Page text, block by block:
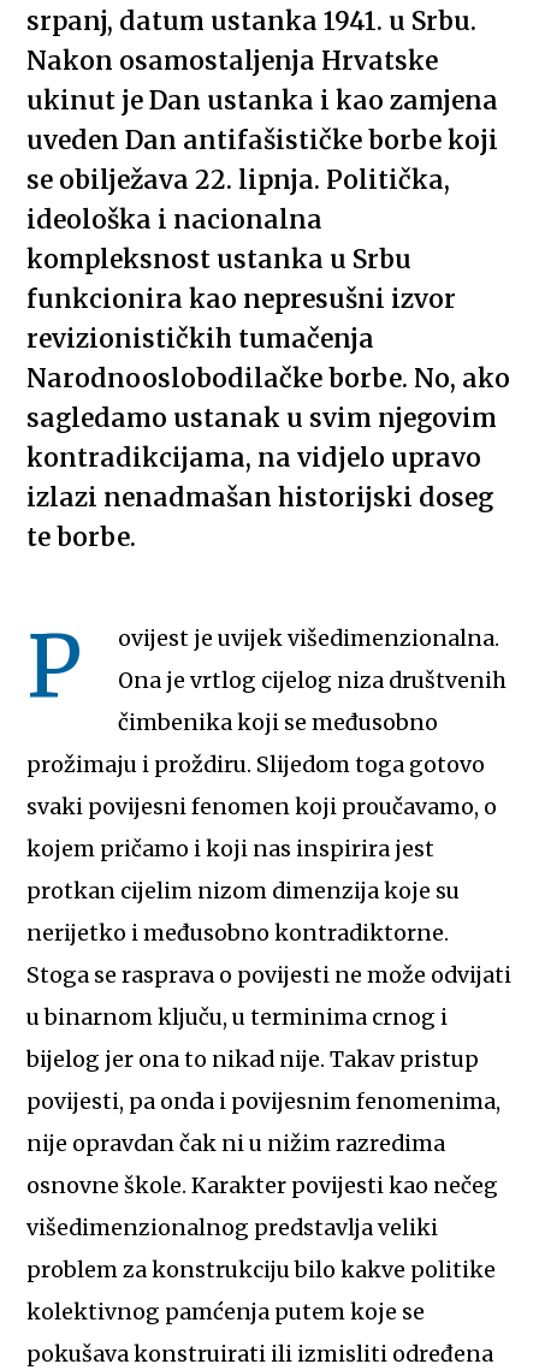
srpanj, datum ustanka 1941. u Srbu.
Nakon osamostaljenja Hrvatske
ukinut je Dan ustanka i kao zamjena
uveden Dan antifašističke borbe koji
se obilježava 22. lipnja. Politička,
ideološka i nacionalna
kompleksnost ustanka u Srbu
funkcionira kao nepresušni izvor
revizionističkih tumačenja
Narodnooslobodilačke borbe. No, ako
sagledamo ustanak u svim njegovim
kontradikcijama, na vidjelo upravo
izlazi nenadmašan historijski doseg
te borbe.
P
ovijest je uvijek višedimenzionalna.
Ona je vrtlog cijelog niza društvenih
čimbenika koji se međusobno
prožimaju i proždiru. Slijedom toga gotovo
svaki povijesni fenomen koji proučavamo, o
kojem pričamo i koji nas inspirira jest
protkan cijelim nizom dimenzija koje su
nerijetko i međusobno kontradiktorne.
Stoga se rasprava o povijesti ne može odvijati
u binarnom ključu, u terminima crnog i
bijelog jer ona to nikad nije. Takav pristup
povijesti, pa onda i povijesnim fenomenima,
nije opravdan čak ni u nižim razredima
osnovne škole. Karakter povijesti kao nečeg
višedimenzionalnog predstavlja veliki
problem za konstrukciju bilo kakve politike
kolektivnog pamćenja putem koje se
pokušava konstruirati ili izmisliti određena